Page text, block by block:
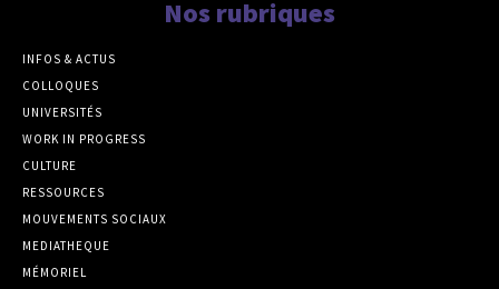
Nos rubriques
INFOS & ACTUS
COLLOQUES
UNIVERSITÉS
WORK IN PROGRESS
CULTURE
RESSOURCES
MOUVEMENTS SOCIAUX
MEDIATHEQUE
MÉMORIEL